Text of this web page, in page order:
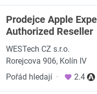
Prodejce Apple
Authorized Reseller
WESTech CZ s.r.o.
Rorejcova 906, Kolín IV
Pořád hledají · 2.4